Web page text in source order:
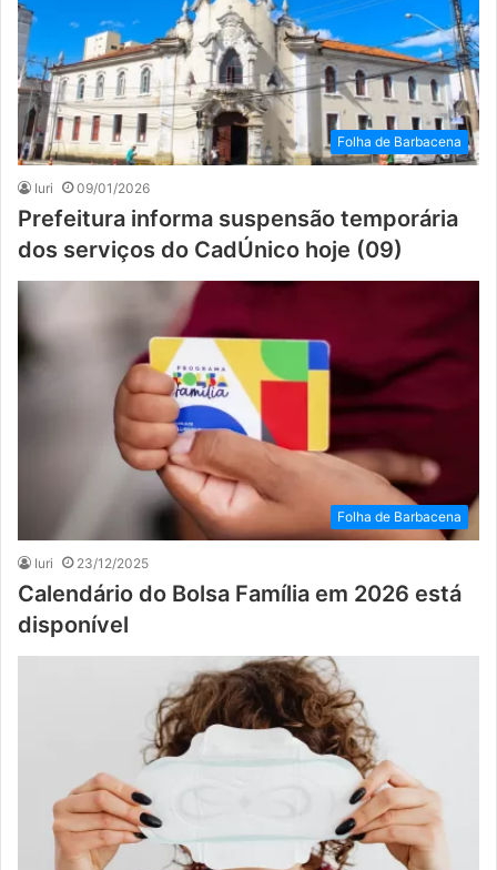
Folha de Barbacena
Iuri 09/01/2026
Prefeitura informa suspensão temporária
dos serviços do CadÚnico hoje (09)
Folha de Barbacena
Iuri 23/12/2025
Calendário do Bolsa Família em 2026 está
disponível